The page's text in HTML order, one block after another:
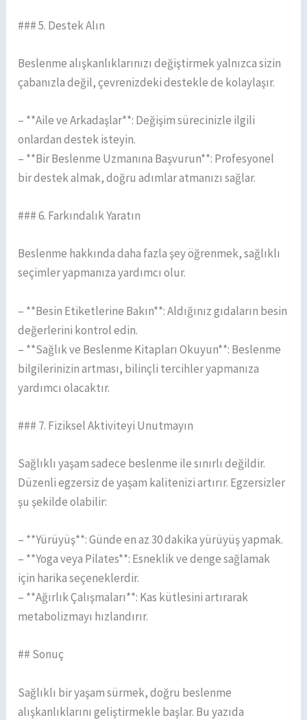
### 5. Destek Alın
Beslenme alışkanlıklarınızı değiştirmek yalnızca sizin
çabanızla değil, çevrenizdeki destekle de kolaylaşır.
– **Aile ve Arkadaşlar**: Değişim sürecinizle ilgili
onlardan destek isteyin.
– **Bir Beslenme Uzmanına Başvurun**: Profesyonel
bir destek almak, doğru adımlar atmanızı sağlar.
### 6. Farkındalık Yaratın
Beslenme hakkında daha fazla şey öğrenmek, sağlıklı
seçimler yapmanıza yardımcı olur.
– **Besin Etiketlerine Bakın**: Aldığınız gıdaların besin
değerlerini kontrol edin.
– **Sağlık ve Beslenme Kitapları Okuyun**: Beslenme
bilgilerinizin artması, bilinçli tercihler yapmanıza
yardımcı olacaktır.
### 7. Fiziksel Aktiviteyi Unutmayın
Sağlıklı yaşam sadece beslenme ile sınırlı değildir.
Düzenli egzersiz de yaşam kalitenizi artırır. Egzersizler
şu şekilde olabilir:
– **Yürüyüş**: Günde en az 30 dakika yürüyüş yapmak.
– **Yoga veya Pilates**: Esneklik ve denge sağlamak
için harika seçeneklerdir.
– **Ağırlık Çalışmaları**: Kas kütlesini artırarak
metabolizmayı hızlandırır.
## Sonuç
Sağlıklı bir yaşam sürmek, doğru beslenme
alışkanlıklarını geliştirmekle başlar. Bu yazıda